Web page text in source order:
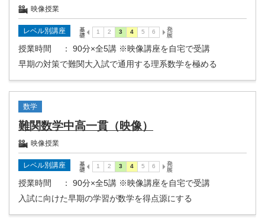
映像授業
レベル別講座
授業時間
： 90分×全5講 ※映像講座を自宅で受講
早期の対策で難関大入試で通用する理系数学を極める
数学
難関数学中高一貫（映像）
映像授業
レベル別講座
授業時間
： 90分×全5講 ※映像講座を自宅で受講
入試に向けた早期の学習が数学を得点源にする